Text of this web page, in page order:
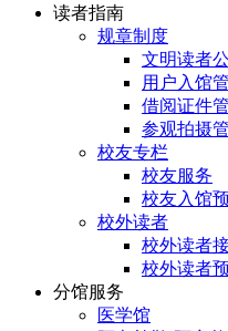
读者指南
规章制度
文明读者
用户入馆
借阅证件
参观拍摄
校友专栏
校友服务
校友入馆
校外读者
校外读者
校外读者
分馆服务
医学馆